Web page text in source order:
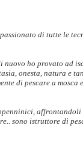
di tutte le
ho provato ad
onesta, natura e
di pescare a
sono istruttore di